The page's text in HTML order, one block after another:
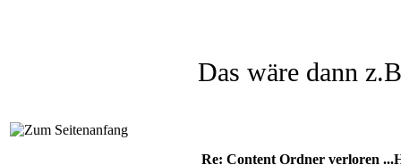
Das wäre dann
Re: Content Ordner verloren